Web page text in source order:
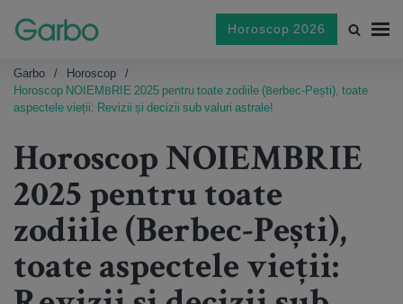
Horoscop 2026
Garbo
Horoscop
Horoscop NOIEMBRIE 2025 pentru toate zodiile (Berbec-Pești), toate
aspectele vieții: Revizii și decizii sub valuri astrale!
Horoscop NOIEMBRIE
2025 pentru toate
zodiile (Berbec-Pești),
toate aspectele vieții: